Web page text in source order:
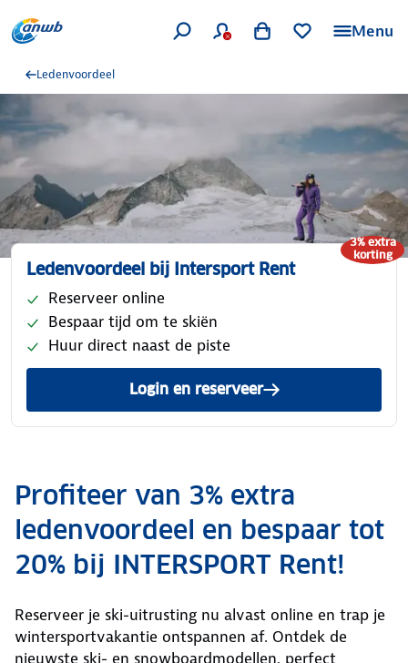
Menu
Ledenvoordeel
3% extra
korting
Ledenvoordeel bij Intersport Rent
Reserveer online
Bespaar tijd om te skiën
Huur direct naast de piste
Login en reserveer
Profiteer van 3% extra
ledenvoordeel en bespaar tot
20% bij INTERSPORT Rent!
Reserveer je ski-uitrusting nu alvast online en trap je
wintersportvakantie ontspannen af. Ontdek de
nieuwste ski- en snowboardmodellen, perfect